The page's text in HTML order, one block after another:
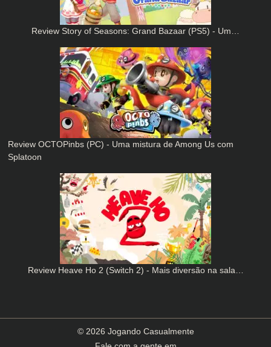
Review Story of Seasons: Grand Bazaar (PS5) - Um…
Review OCTOPinbs (PC) - Uma mistura de Among Us com
Splatoon
Review Heave Ho 2 (Switch 2) - Mais diversão na sala…
© 2026 Jogando Casualmente